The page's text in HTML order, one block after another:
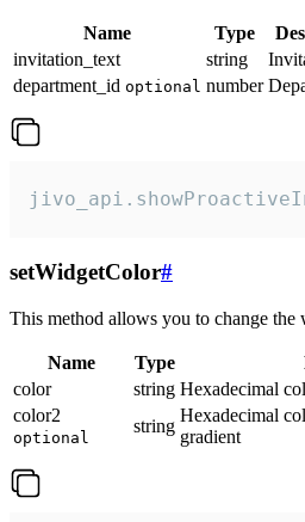
Name Type
invitation_text
string
department_id optional number
setWidgetColor#
This method allows you to change the
Name Type
color
string Hexadecimal
color2
optional
string
Hexadecimal
gradient